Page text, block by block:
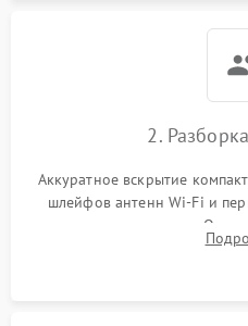
2.
Аккуратное вскрытие
шлейфов антенн Wi-Fi и
системы охлаждения.
спрессованной пыли